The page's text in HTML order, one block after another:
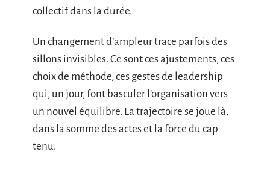
collectif dans la durée.
Un changement d’ampleur trace parfois des
sillons invisibles. Ce sont ces ajustements, ces
choix de méthode, ces gestes de leadership
qui, un jour, font basculer l’organisation vers
un nouvel équilibre. La trajectoire se joue là,
dans la somme des actes et la force du cap
tenu.